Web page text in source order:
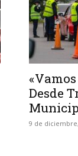
Desde
9 de